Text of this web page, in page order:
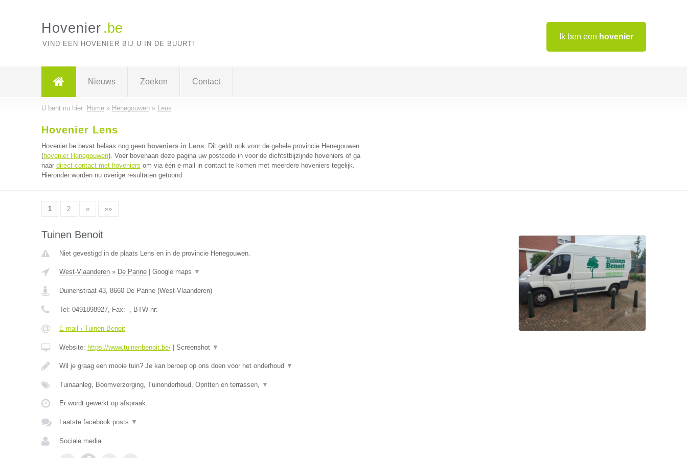
Ik ben een hovenier
Hovenier .be
VIND EEN HOVENIER BIJ U IN DE BUURT!
Nieuws Zoeken Contact
U bent nu hier: Home» Henegouwen» Lens
Hovenier Lens
Hovenier.be bevat helaas nog geen hoveniers in Lens. Dit geldt ook voor de gehele provincie Henegouwen
(hovenier Henegouwen). Voer bovenaan deze pagina uw postcode in voor de dichtstbijzijnde hoveniers of ga
naar direct contact met hoveniers om via één e-mail in contact te komen met meerdere hoveniers tegelijk.
Hieronder worden nu overige resultaten getoond.
1 2 » »»
Tuinen Benoit
Niet gevestigd in de plaats Lens en in de provincie Henegouwen.
West-Vlaanderen» De Panne| Google maps ▼
Duinenstraat 43, 8660 De Panne(West-Vlaanderen)
Tel: 0491898927, Fax: -, BTW-nr: -
E-mail › Tuinen Benoit
Website: https://www.tuinenbenoit.be/| Screenshot ▼
Wil je graag een mooie tuin? Je kan beroep op ons doen voor het onderhoud ▼
Tuinaanleg, Boomverzorging, Tuinonderhoud, Opritten en terrassen, ▼
Er wordt gewerkt op afspraak.
Laatste facebook posts ▼
Sociale media: